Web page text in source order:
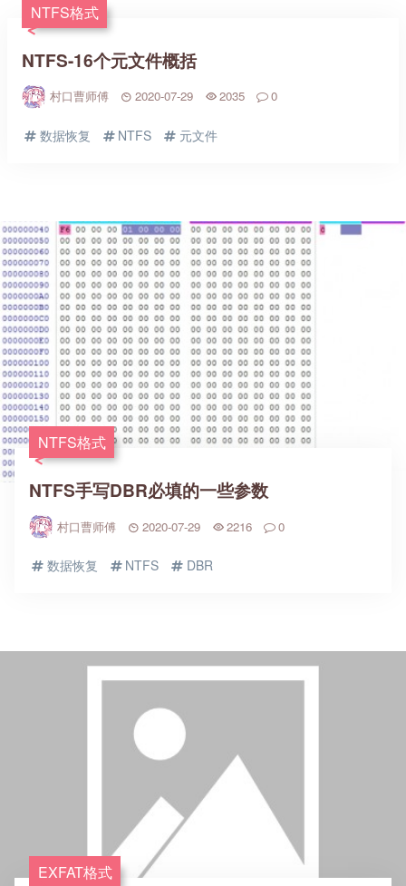
NTFS格式
NTFS-16个元文件概括
村口曹师傅 2020-07-29 2035 0
数据恢复 NTFS 元文件
NTFS格式
NTFS手写DBR必填的一些参数
村口曹师傅 2020-07-29 2216 0
数据恢复 NTFS DBR
EXFAT格式